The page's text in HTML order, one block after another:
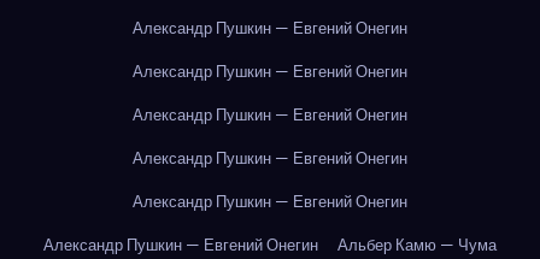
Александр Пушкин — Евгений Онегин
Александр Пушкин — Евгений Онегин
Александр Пушкин — Евгений Онегин
Александр Пушкин — Евгений Онегин
Александр Пушкин — Евгений Онегин
Александр Пушкин — Евгений Онегин
Альбер Камю — Чума